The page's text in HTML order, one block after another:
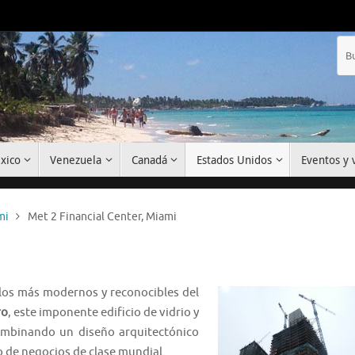
Venezuela Canadá Estados Unidos Eventos y
Met 2 Financial Center, Miami
más modernos y reconocibles del
, este imponente edificio de vidrio y
un diseño arquitectónico